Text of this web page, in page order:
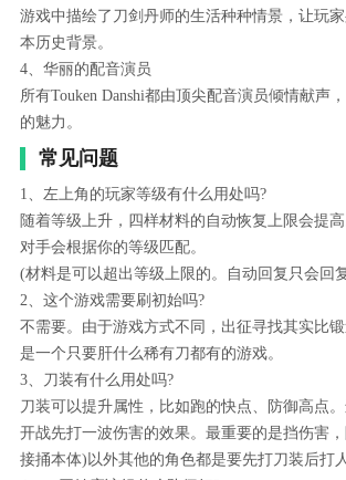
游戏中描绘了刀剑丹师的生活种种情景，让玩
本历史背景。
4、华丽的配音演员
所有Touken Danshi都由顶尖配音演员倾情献声
的魅力。
常见问题
1、左上角的玩家等级有什么用处吗?
随着等级上升，四样材料的自动恢复上限会提
对手会根据你的等级匹配。
(材料是可以超出等级上限的。自动回复只会回
2、这个游戏需要刷初始吗?
不需要。由于游戏方式不同，出征寻找其实比
是一个只要肝什么稀有刀都有的游戏。
3、刀装有什么用处吗?
刀装可以提升属性，比如跑的快点、防御高点
开战先打一波伤害的效果。最重要的是挡伤害
接捅本体)以外其他的角色都是要先打刀装后打人